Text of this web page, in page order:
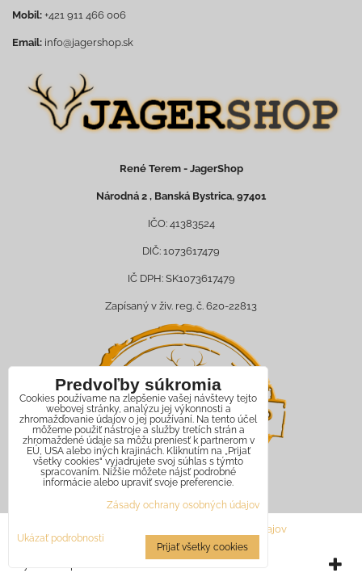
Mobil: +421 911 466 006
Email: info@jagershop.sk
René Terem - JagerShop
Národná 2 , Banská Bystrica, 97401
IČO: 41383524
DIČ: 1073617479
IČ DPH: SK1073617479
Zapísaný v živ. reg. č. 620-22813
Zásady ochrany osobných údajov
Predvoľby súkromia
Cookies používame na zlepšenie vašej návštevy tejto
webovej stránky, analýzu jej výkonnosti a
zhromažďovanie údajov o jej používaní. Na tento účel
môžeme použiť nástroje a služby tretích strán a
zhromaždené údaje sa môžu preniesť k partnerom v
EÚ, USA alebo iných krajinách. Kliknutím na „Prijať
všetky cookies“ vyjadrujete svoj súhlas s týmto
spracovaním. Nižšie môžete nájsť podrobné
informácie alebo upraviť svoje preferencie.
Zásady ochrany osobných údajov
Ukázať podrobnosti
Prijať všetky cookies